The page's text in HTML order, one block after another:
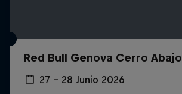
Red Bull Genova Cerro Abajo
27 – 28 Junio 2026